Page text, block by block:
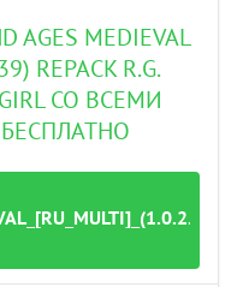
AGES MEDIEVAL
REPACK R.G.
СО ВСЕМИ